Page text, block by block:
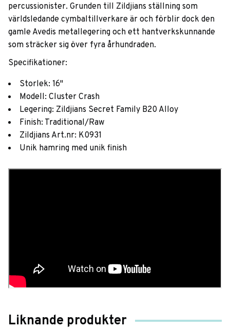
percussionister. Grunden till Zildjians ställning som
världsledande cymbaltillverkare är och förblir dock den
gamle Avedis metallegering och ett hantverkskunnande
som sträcker sig över fyra århundraden.
Specifikationer:
Storlek: 16"
Modell: Cluster Crash
Legering: Zildjians Secret Family B20 Alloy
Finish: Traditional/Raw
Zildjians Art.nr: K0931
Unik hamring med unik finish
Liknande produkter